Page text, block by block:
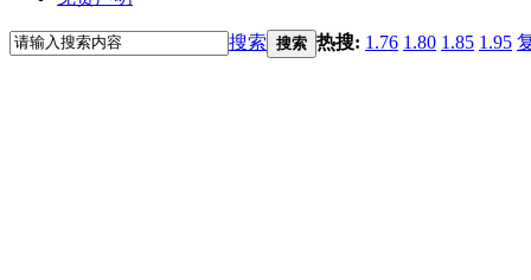
搜索 搜索 热搜: 1.76 1.80 1.85 1.95